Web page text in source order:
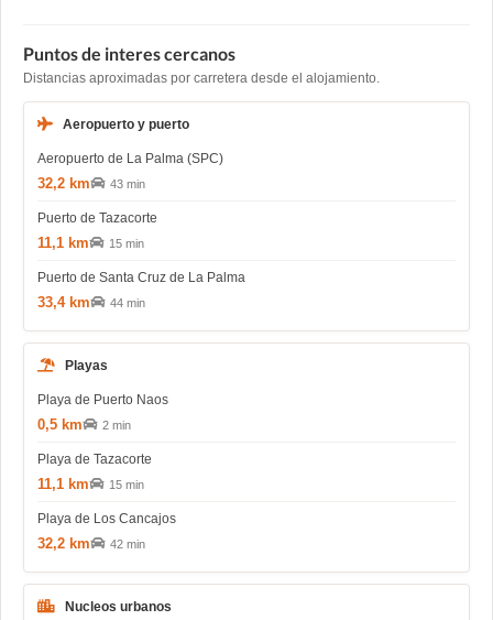
Puntos de interes cercanos
Distancias aproximadas por carretera desde el alojamiento.
Aeropuerto y puerto
Aeropuerto de La Palma (SPC)
32,2 km 43 min
Puerto de Tazacorte
11,1 km 15 min
Puerto de Santa Cruz de La Palma
33,4 km 44 min
Playas
Playa de Puerto Naos
0,5 km 2 min
Playa de Tazacorte
11,1 km 15 min
Playa de Los Cancajos
32,2 km 42 min
Nucleos urbanos